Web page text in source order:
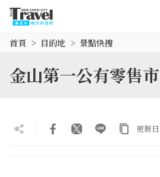
首頁 目的地 景點快搜
金山第一公有零售
更新